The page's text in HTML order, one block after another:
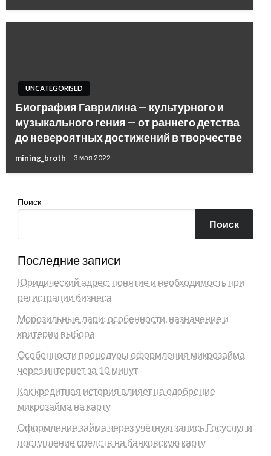
UNCATEGORISED
Биография Гаврилина — культурного и
музыкального гения — от раннего детства
до невероятных достижений в творчестве
mining_broth 3 мая 2022
Поиск
Поиск
Последние записи
Юридический адрес: понятие и необходимость при
регистрации бизнеса
Морозильные лари: особенности, назначение и
критерии выбора
Особенности процедуры оформления микрозайма
через интернет за 10 минут
Как кредитная история влияет на одобрение
микрозайма на карту
Оформление займа через учётную запись Госуслуг и
поступление средств на банковскую карту